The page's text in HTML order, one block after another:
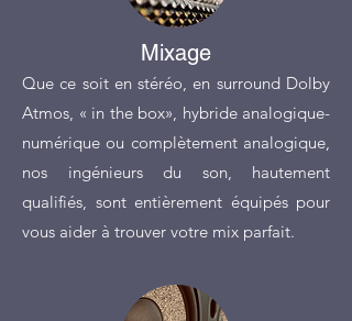
Mixage
Que ce soit en stéréo, en surround Dolby
Atmos, « in the box», hybride analogique-
numérique ou complètement analogique,
nos ingénieurs du son, hautement
qualifiés, sont entièrement équipés pour
vous aider à trouver votre mix parfait.